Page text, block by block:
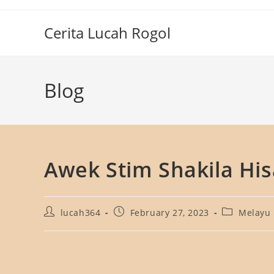
Cerita Lucah Rogol
Blog
Awek Stim Shakila
Postlucah364
PostFebruary 27, 2023
PostMelayu